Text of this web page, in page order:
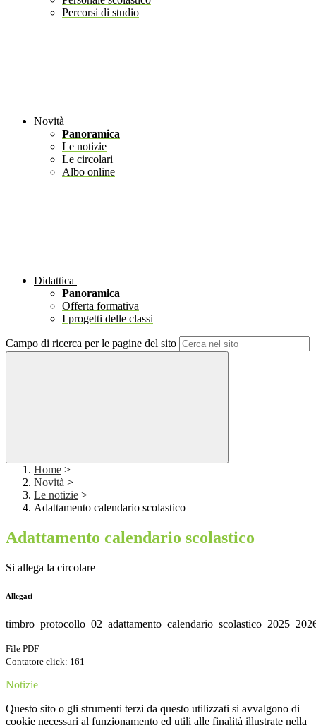
Percorsi di studio
Novità
Panoramica
Le notizie
Le circolari
Albo online
Didattica
Panoramica
Offerta formativa
I progetti delle classi
Campo di ricerca per le pagine del sito
Home >
Novità >
Le notizie >
Adattamento calendario scolastico
Adattamento calendario scolastico
Si allega la circolare
Allegati
File PDF
Contatore click: 161
Notizie
Questo sito o gli strumenti terzi da questo utilizzati si avvalgono di
cookie necessari al funzionamento ed utili alle finalità illustrate nella